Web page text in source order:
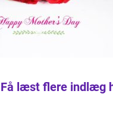
Få læst flere indlæg